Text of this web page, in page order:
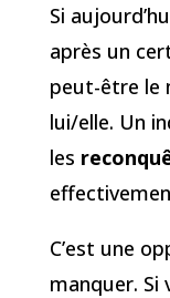
Si
après un
peut-être le
lui/elle. Un
les
C’est une
manquer. Si